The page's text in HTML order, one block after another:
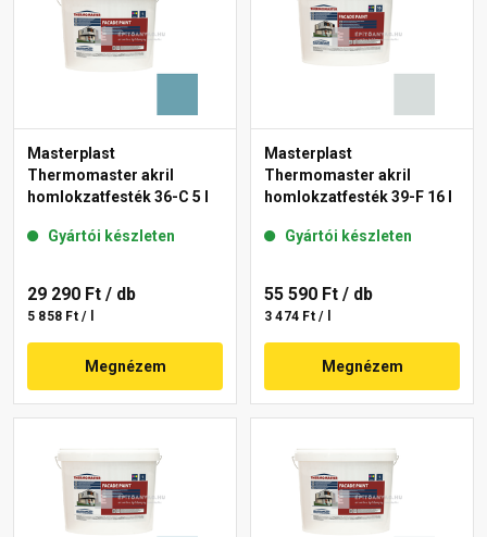
Masterplast
Thermomaster akril
homlokzatfesték 36-C 5 l
Gyártói készleten
29 290 Ft / db
5 858 Ft / l
Megnézem
Masterplast
Thermomaster akril
homlokzatfesték 39-F 16 l
Gyártói készleten
55 590 Ft / db
3 474 Ft / l
Megnézem